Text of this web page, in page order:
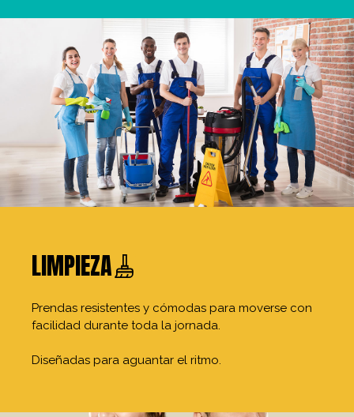
LIMPIEZA
Prendas resistentes y cómodas para moverse con
facilidad durante toda la jornada.
Diseñadas para aguantar el ritmo.